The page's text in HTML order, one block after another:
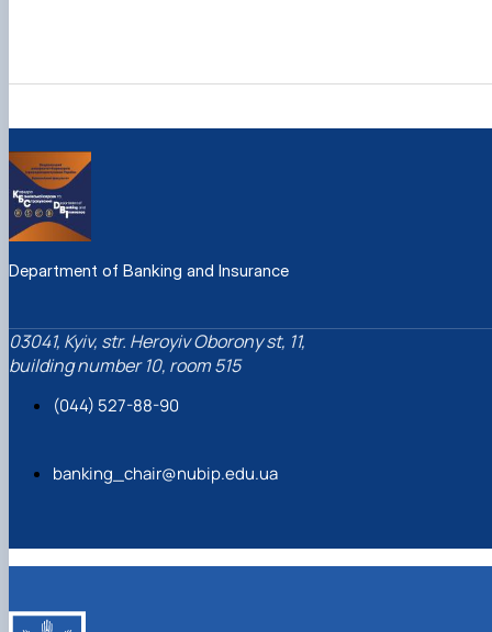
Department of Banking and Insurance
03041, Kyiv, str. Heroyiv Oborony st, 11,
building number 10, room 515
(044) 527-88-90
banking_chair@nubip.edu.ua